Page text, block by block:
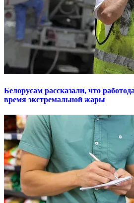
Белорусам рассказали, что
время экстремальной жары